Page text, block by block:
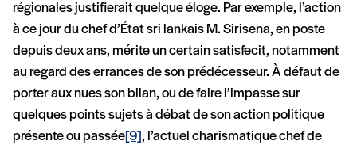
régionales justifierait quelque éloge. Par exemple, l’action
à ce jour du chef d’État sri lankais M. Sirisena, en poste
depuis deux ans, mérite un certain satisfecit, notamment
au regard des errances de son prédécesseur. À défaut de
porter aux nues son bilan, ou de faire l’impasse sur
quelques points sujets à débat de son action politique
présente ou passée[9], l’actuel charismatique chef de